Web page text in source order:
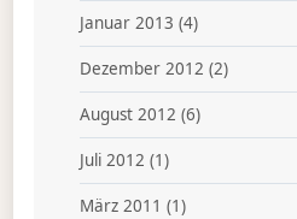
Januar 2013 (4)
Dezember 2012 (2)
August 2012 (6)
Juli 2012 (1)
März 2011 (1)